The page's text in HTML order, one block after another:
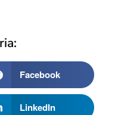
Facebook
LinkedIn